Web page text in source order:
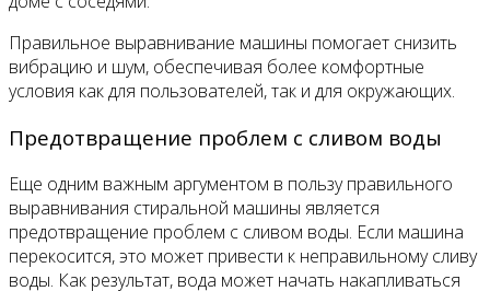
Правильное выравнивание машины помогает снизить
вибрацию и шум, обеспечивая более комфортные
условия как для пользователей, так и для окружающих.
Предотвращение проблем с сливом воды
Еще одним важным аргументом в пользу правильного
выравнивания стиральной машины является
предотвращение проблем с сливом воды. Если машина
перекосится, это может привести к неправильному сливу
воды. Как результат, вода может начать накапливаться